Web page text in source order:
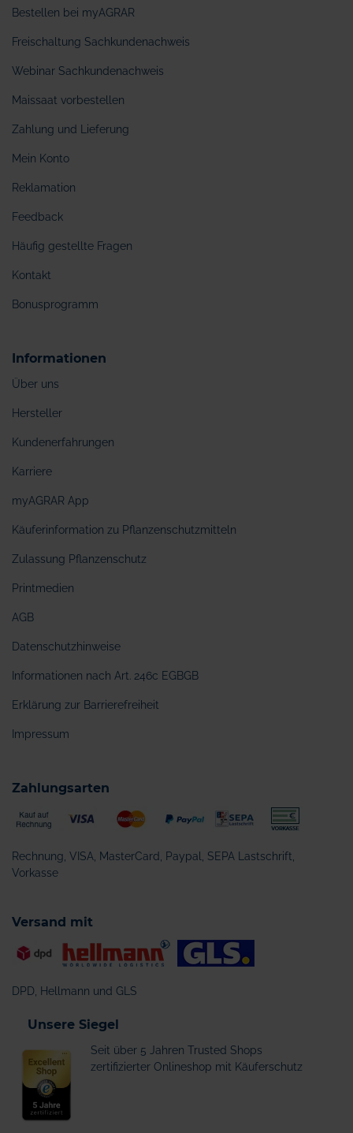
Bestellen bei myAGRAR
Freischaltung Sachkundenachweis
Webinar Sachkundenachweis
Maissaat vorbestellen
Zahlung und Lieferung
Mein Konto
Reklamation
Feedback
Häufig gestellte Fragen
Kontakt
Bonusprogramm
Informationen
Über uns
Hersteller
Kundenerfahrungen
Karriere
myAGRAR App
Käuferinformation zu Pflanzenschutzmitteln
Zulassung Pflanzenschutz
Printmedien
AGB
Datenschutzhinweise
Informationen nach Art. 246c EGBGB
Erklärung zur Barrierefreiheit
Impressum
Zahlungsarten
Rechnung, VISA, MasterCard, Paypal, SEPA Lastschrift,
Vorkasse
Versand mit
DPD, Hellmann und GLS
Unsere Siegel
Seit über 5 Jahren Trusted Shops
zertifizierter Onlineshop mit Käuferschutz